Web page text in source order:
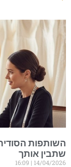
השותפות
שתבין אותך
14/04/2026